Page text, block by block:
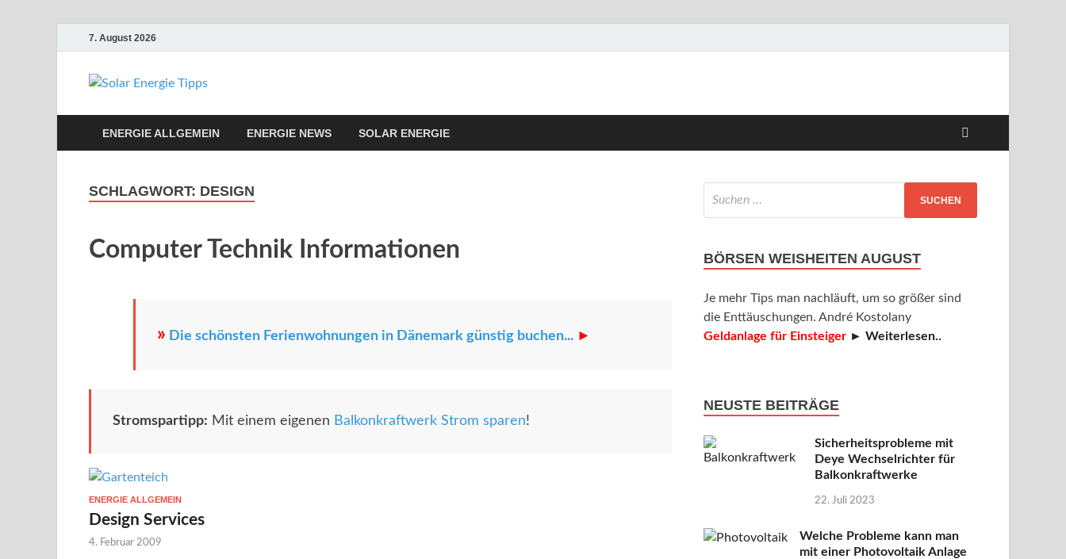
7. August 2026
Solar Energie Tipps
ENERGIE ALLGEMEIN ENERGIE NEWS SOLAR ENERGIE
SCHLAGWORT: DESIGN
Computer Technik Informationen
» Die schönsten Ferienwohnungen in Dänemark günstig buchen... ►
Stromspartipp: Mit einem eigenen Balkonkraftwerk Strom sparen!
ENERGIE ALLGEMEIN
Design Services
4. Februar 2009
BÖRSEN WEISHEITEN AUGUST
Je mehr Tips man nachläuft, um so größer sind
die Enttäuschungen. André Kostolany
Geldanlage für Einsteiger ► Weiterlesen..
NEUSTE BEITRÄGE
Sicherheitsprobleme mit
Deye Wechselrichter für
Balkonkraftwerke
22. Juli 2023
Welche Probleme kann man
mit einer Photovoltaik Anlage